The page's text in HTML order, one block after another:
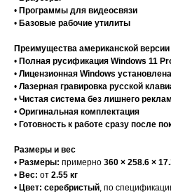
• Программы для видеосвязи
• Базовые рабочие утилиты
Преимущества американской версии
• Полная русификация Windows 11
• Лицензионная Windows
• Лазерная гравировка русской
• Чистая система без лишнего
• Оригинальная комплектация
• Готовность к работе сразу после
Размеры и вес
• Размеры: примерно 360 × 258.6 ×
• Вес: от 2.55 кг
• Цвет: серебристый, по